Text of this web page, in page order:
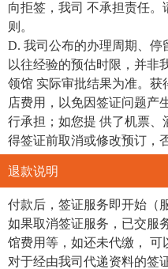
向拒签，我司 不承担责任
则。
D. 我司公布的办理周期、
以往经验的预估时限，并非
领馆 实际审批结果为准。
店费用，以免因签证问题产
行承担；如您提 供了机票
得签证前取消或修改预订，
退款说明
付款后，签证服务即开始（
如果取消签证服务，已交服
馆费用等，如还未代缴， 可
对于经由我司代递资料的签